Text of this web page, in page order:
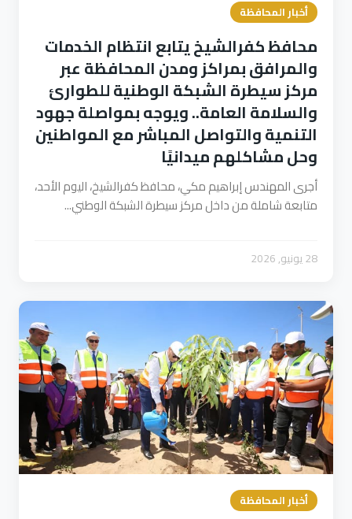
أخبار المحافظة
محافظ كفرالشيخ يتابع انتظام الخدمات
والمرافق بمراكز ومدن المحافظة عبر
مركز سيطرة الشبكة الوطنية للطوارئ
والسلامة العامة.. ويوجه بمواصلة جهود
التنمية والتواصل المباشر مع المواطنين
وحل مشاكلهم ميدانيًا
أجرى المهندس إبراهيم مكي، محافظ كفرالشيخ، اليوم الأحد،
متابعة شاملة من داخل مركز سيطرة الشبكة الوطني...
28 يونيو, 2026
أخبار المحافظة